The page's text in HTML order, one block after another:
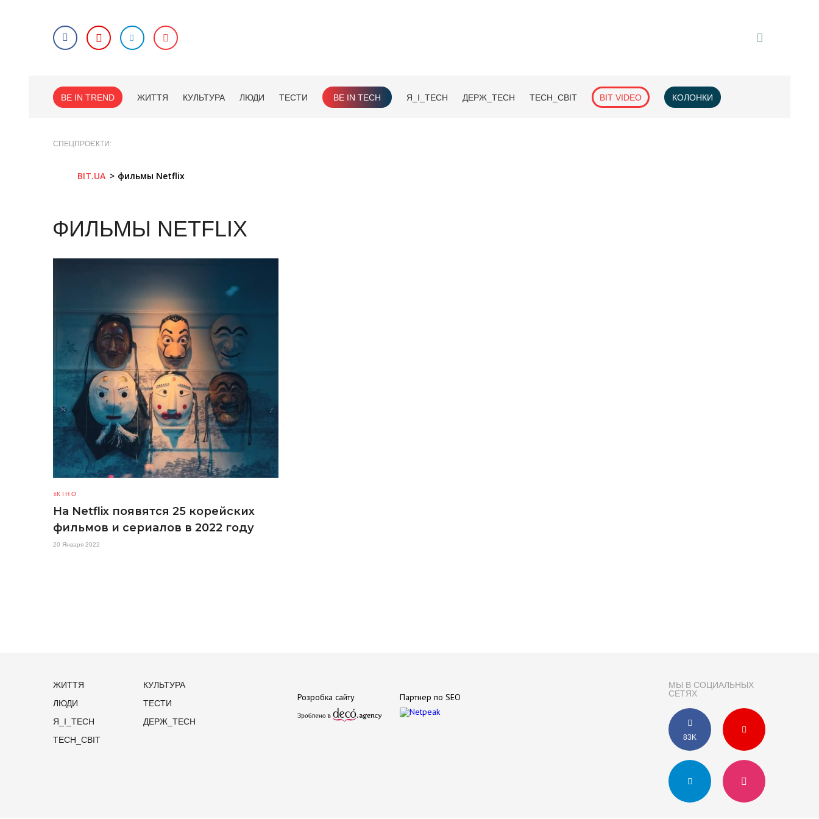
BE IN TREND ЖИТТЯ КУЛЬТУРА ЛЮДИ ТЕСТИ BE IN TECH Я_І_TECH ДЕРЖ_TECH TECH_СВІТ BIT VIDEO КОЛОНКИ
СПЕЦПРОЄКТИ
BIT.UA фильмы Netflix
ФИЛЬМЫ NETFLIX
КІНО
На Netflix появятся 25 корейских
фильмов и сериалов в 2022 году
20 Января 2022
ЖИТТЯ
КУЛЬТУРА
ЛЮДИ
ТЕСТИ
Я_І_TECH
ДЕРЖ_TECH
TECH_СВІТ
МЫ В СОЦИАЛЬНЫХ
СЕТЯХ
83K
Розробка сайту Партнер по SEO